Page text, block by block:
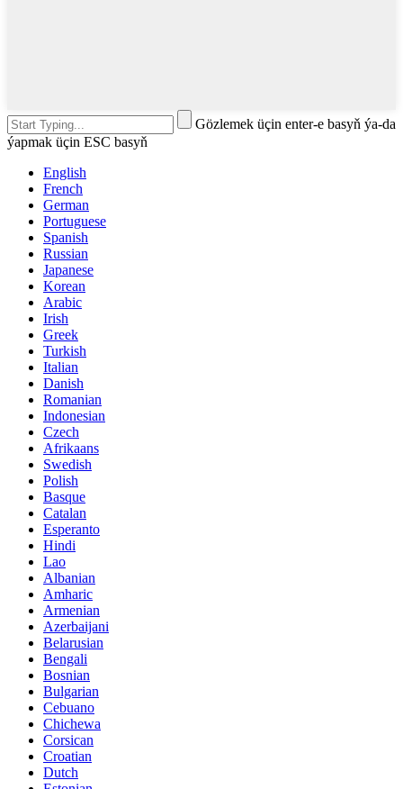
Gözlemek üçin enter-e basyň ýa-da
ýapmak üçin ESC basyň
English
French
German
Portuguese
Spanish
Russian
Japanese
Korean
Arabic
Irish
Greek
Turkish
Italian
Danish
Romanian
Indonesian
Czech
Afrikaans
Swedish
Polish
Basque
Catalan
Esperanto
Hindi
Lao
Albanian
Amharic
Armenian
Azerbaijani
Belarusian
Bengali
Bosnian
Bulgarian
Cebuano
Chichewa
Corsican
Croatian
Dutch